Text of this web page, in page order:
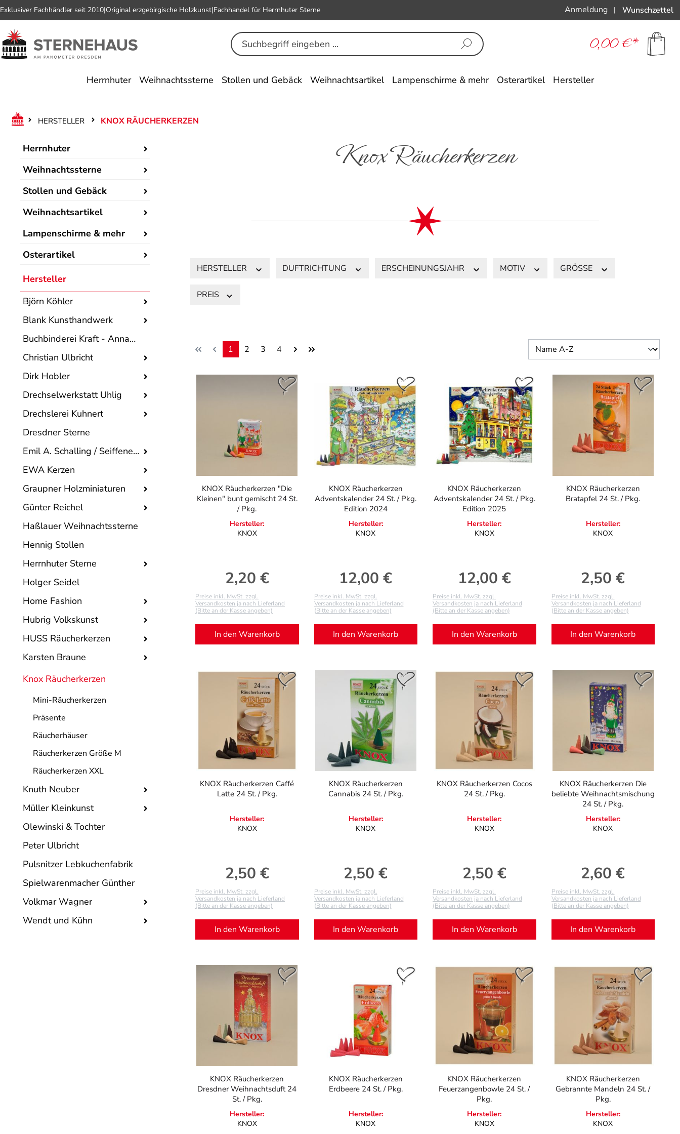
Hauptinhalt springen
Zur Suche springen
Zur Hauptnavigation springen
Exklusiver Fachhändler seit 2010|Original erzgebirgische Holzkunst|Fachhandel für Herrnhuter Sterne Anmeldung | Wunschzettel
0,00 €*
Herrnhuter Weihnachtssterne Stollen und Gebäck Weihnachtsartikel Lampenschirme & mehr Osterartikel Hersteller
HERSTELLER KNOX RÄUCHERKERZEN
Herrnhuter
Weihnachtssterne
Stollen und Gebäck
Weihnachtsartikel
Lampenschirme & mehr
Osterartikel
Hersteller
Björn Köhler
Blank Kunsthandwerk
Buchbinderei Kraft - Annaberger Sterne
Christian Ulbricht
Dirk Hobler
Drechselwerkstatt Uhlig
Drechslerei Kuhnert
Dresdner Sterne
Emil A. Schalling / Seiffener Volkskunst
EWA Kerzen
Graupner Holzminiaturen
Günter Reichel
Haßlauer Weihnachtssterne
Hennig Stollen
Herrnhuter Sterne
Holger Seidel
Home Fashion
Hubrig Volkskunst
HUSS Räucherkerzen
Karsten Braune
Knox Räucherkerzen
Mini-Räucherkerzen
Präsente
Räucherhäuser
Räucherkerzen Größe M
Räucherkerzen XXL
Knuth Neuber
Müller Kleinkunst
Olewinski & Tochter
Peter Ulbricht
Pulsnitzer Lebkuchenfabrik
Spielwarenmacher Günther
Volkmar Wagner
Wendt und Kühn
Knox Räucherkerzen
HERSTELLER DUFTRICHTUNG ERSCHEINUNGSJAHR MOTIV GRÖSSE
PREIS
Seite
1 Seite
2 Seite
3 Seite
4
KNOX Räucherkerzen "Die
Kleinen" bunt gemischt 24 St.
/ Pkg.
Hersteller:
KNOX
Regulärer Preis:
2,20 €
Preise inkl. MwSt. zzgl.
Versandkosten ja nach Lieferland
(Bitte an der Kasse angeben)
In den Warenkorb
KNOX Räucherkerzen
Adventskalender 24 St. / Pkg.
Edition 2024
Hersteller:
KNOX
Regulärer Preis:
12,00 €
Preise inkl. MwSt. zzgl.
Versandkosten ja nach Lieferland
(Bitte an der Kasse angeben)
In den Warenkorb
KNOX Räucherkerzen
Adventskalender 24 St. / Pkg.
Edition 2025
Hersteller:
KNOX
Regulärer Preis:
12,00 €
Preise inkl. MwSt. zzgl.
Versandkosten ja nach Lieferland
(Bitte an der Kasse angeben)
In den Warenkorb
KNOX Räucherkerzen
Bratapfel 24 St. / Pkg.
Hersteller:
KNOX
Regulärer Preis:
2,50 €
Preise inkl. MwSt. zzgl.
Versandkosten ja nach Lieferland
(Bitte an der Kasse angeben)
In den Warenkorb
KNOX Räucherkerzen Caffé
Latte 24 St. / Pkg.
Hersteller:
KNOX
Regulärer Preis:
2,50 €
Preise inkl. MwSt. zzgl.
Versandkosten ja nach Lieferland
(Bitte an der Kasse angeben)
In den Warenkorb
KNOX Räucherkerzen
Cannabis 24 St. / Pkg.
Hersteller:
KNOX
Regulärer Preis:
2,50 €
Preise inkl. MwSt. zzgl.
Versandkosten ja nach Lieferland
(Bitte an der Kasse angeben)
In den Warenkorb
KNOX Räucherkerzen Cocos
24 St. / Pkg.
Hersteller:
KNOX
Regulärer Preis:
2,50 €
Preise inkl. MwSt. zzgl.
Versandkosten ja nach Lieferland
(Bitte an der Kasse angeben)
In den Warenkorb
KNOX Räucherkerzen Die
beliebte Weihnachtsmischung
24 St. / Pkg.
Hersteller:
KNOX
Regulärer Preis:
2,60 €
Preise inkl. MwSt. zzgl.
Versandkosten ja nach Lieferland
(Bitte an der Kasse angeben)
In den Warenkorb
KNOX Räucherkerzen
Dresdner Weihnachtsduft 24
St. / Pkg.
Hersteller:
KNOX
KNOX Räucherkerzen
Erdbeere 24 St. / Pkg.
Hersteller:
KNOX
KNOX Räucherkerzen
Feuerzangenbowle 24 St. /
Pkg.
Hersteller:
KNOX
KNOX Räucherkerzen
Gebrannte Mandeln 24 St. /
Pkg.
Hersteller:
KNOX